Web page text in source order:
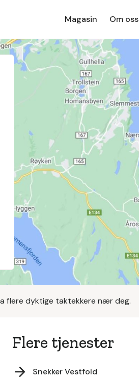
Magasin Om oss
flere dyktige taktekkere nær deg.
Flere tjenester
Snekker Vestfold